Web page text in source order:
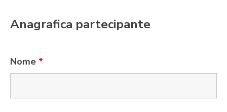
Anagrafica partecipante
Nome *